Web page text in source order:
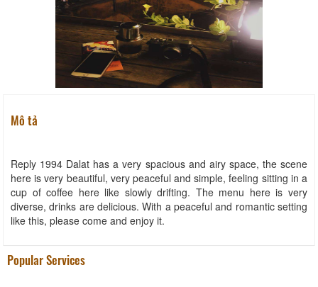
Mô tả
Reply 1994 Dalat has a very spacious and airy space, the scene
here is very beautiful, very peaceful and simple, feeling sitting in a
cup of coffee here like slowly drifting. The menu here is very
diverse, drinks are delicious. With a peaceful and romantic setting
like this, please come and enjoy it.
Popular Services